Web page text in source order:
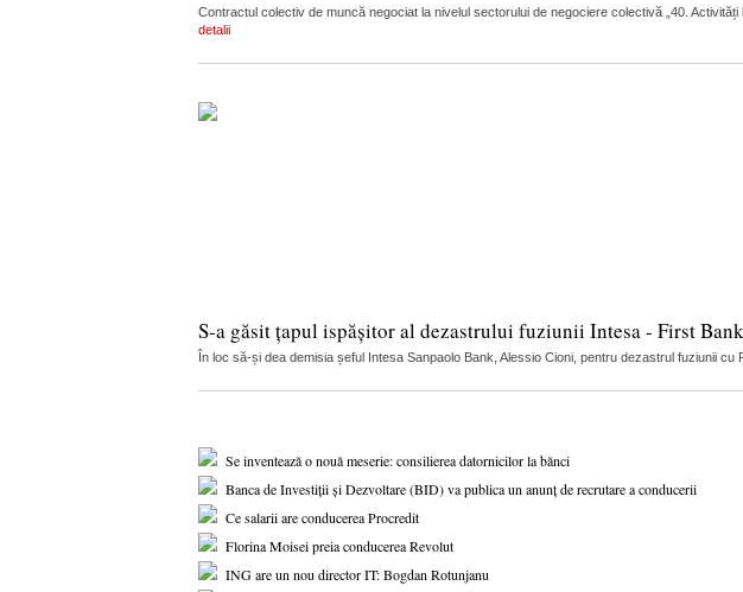
Contractul colectiv de muncă negociat la nivelul sectorului de negociere colectivă „40.
detalii
S-a găsit țapul ispășitor al dezastrului fuziunii Intesa - First Bank
În loc să-și dea demisia șeful Intesa Sanpaolo Bank, Alessio Cioni, pentru dezastrul fuziunii
Se inventează o nouă meserie: consilierea datornicilor la bănci
Banca de Investiții și Dezvoltare (BID) va publica un anunț de recrutare a conducerii
Ce salarii are conducerea Procredit
Florina Moisei preia conducerea Revolut
ING are un nou director IT: Bogdan Rotunjanu